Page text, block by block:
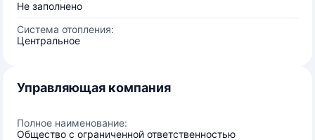
Не заполнено
Система отопления:
Центральное
Управляющая компания
Полное наименование:
Общество с ограниченной ответственностью